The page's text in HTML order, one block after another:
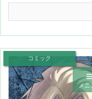
コミック
メニ